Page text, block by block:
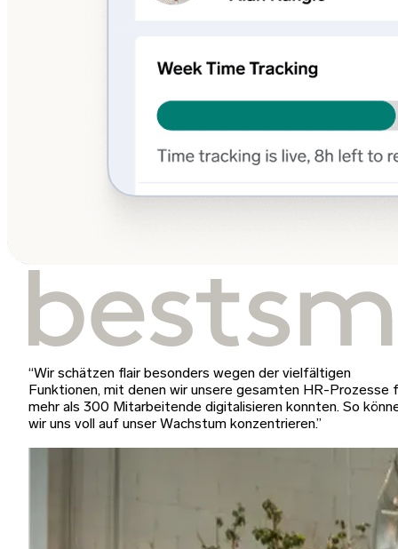
“Wir schätzen flair besonders wegen der vielfältigen
Funktionen, mit denen wir unsere gesamten HR-Prozesse
mehr als 300 Mitarbeitende digitalisieren konnten. So
wir uns voll auf unser Wachstum konzentrieren.”